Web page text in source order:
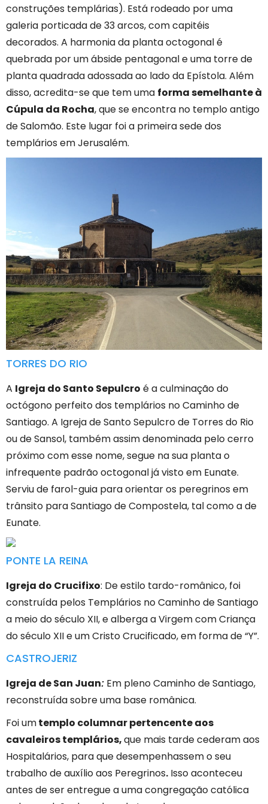
construções templárias). Está rodeado por uma
galeria porticada de 33 arcos, com capitéis
decorados. A harmonia da planta octogonal é
quebrada por um ábside pentagonal e uma torre de
planta quadrada adossada ao lado da Epístola. Além
disso, acredita-se que tem uma forma semelhante à
Cúpula da Rocha, que se encontra no templo antigo
de Salomão. Este lugar foi a primeira sede dos
templários em Jerusalém.
TORRES DO RIO
A Igreja do Santo Sepulcro é a culminação do
octógono perfeito dos templários no Caminho de
Santiago. A Igreja de Santo Sepulcro de Torres do Rio
ou de Sansol, também assim denominada pelo cerro
próximo com esse nome, segue na sua planta o
infrequente padrão octogonal já visto em Eunate.
Serviu de farol-guia para orientar os peregrinos em
trânsito para Santiago de Compostela, tal como a de
Eunate.
PONTE LA REINA
Igreja do Crucifixo: De estilo tardo-românico, foi
construída pelos Templários no Caminho de Santiago
a meio do século XII, e alberga a Virgem com Criança
do século XII e um Cristo Crucificado, em forma de “Y”.
CASTROJERIZ
Igreja de San Juan: Em pleno Caminho de Santiago,
reconstruída sobre uma base românica.
Foi umtemplo columnar pertencente aos
cavaleiros templários,que mais tarde cederam aos
Hospitalários, para que desempenhassem o seu
trabalho de auxílio aos Peregrinos. Isso aconteceu
antes de ser entregue a uma congregação católica